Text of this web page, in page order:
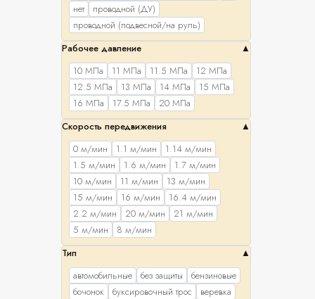
нет
проводной (ДУ)
проводной (подвесной/на руль)
Рабочее давление
10 МПа
11 МПа 11.5 МПа
12 МПа
12.5 МПа
13 МПа 14 МПа
15 МПа
16 МПа
17.5 МПа
20 МПа
Скорость передвижения
0 м/мин
1.1 м/мин
1.14 м/мин
1.5 м/мин
1.6 м/мин
1.7 м/мин
10 м/мин
11 м/мин
13 м/мин
15 м/мин
16 м/мин
16.4 м/мин
2.2 м/мин
20 м/мин
21 м/мин
5 м/мин
8 м/мин
Тип
автомобильные
без защиты
бензиновые
бочонок
буксировочный трос
веревка